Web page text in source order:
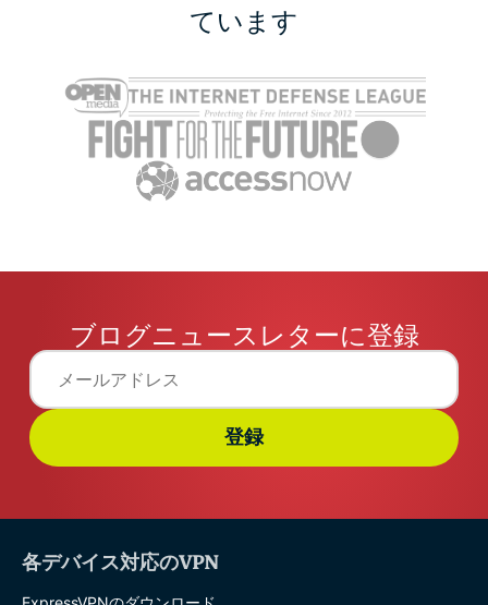
YouTubeプロキシとは？
ける方法
Tyler
ています
ブログニュースレターに登録
登録
各デバイス対応のVPN